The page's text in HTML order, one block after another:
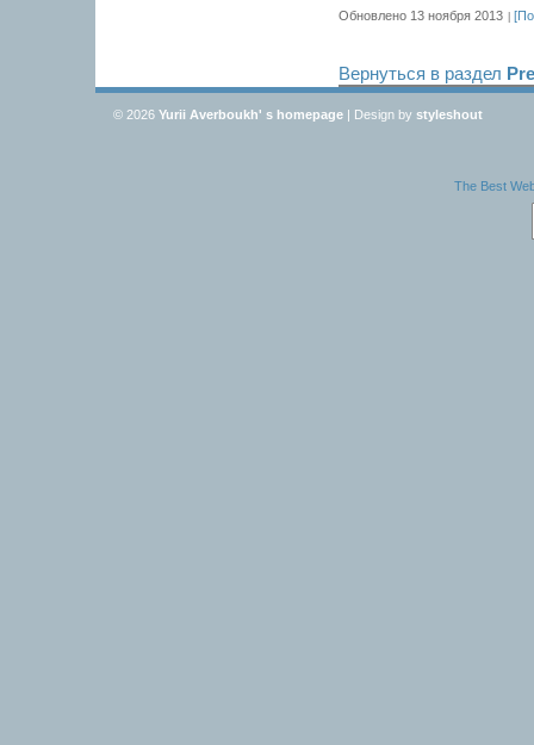
Обновлено 13 ноября 2013
Вернуться в раздел
© 2026 Yurii Averboukh' s homepage | Design by styleshout
The Best